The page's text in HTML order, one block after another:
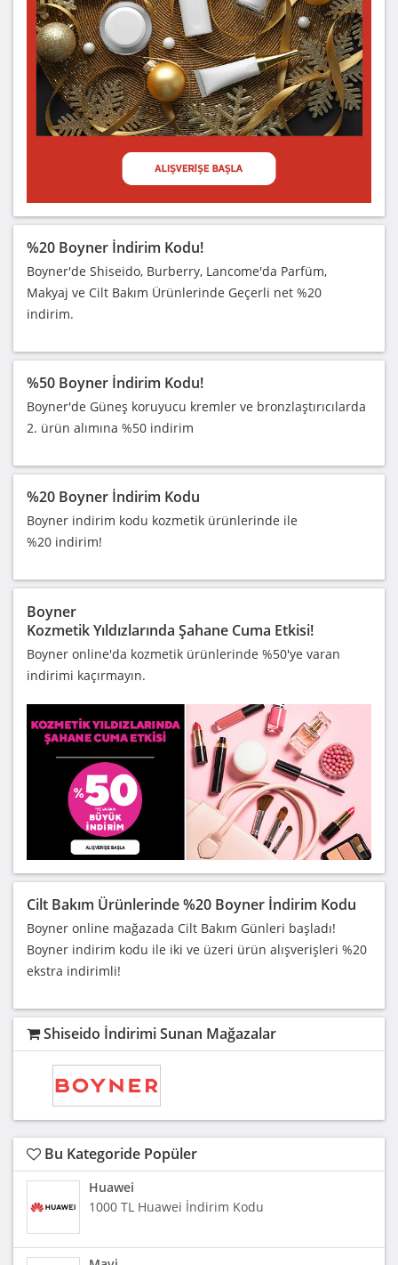
%20 Boyner İndirim Kodu!
Boyner'de Shiseido, Burberry, Lancome'da Parfüm,
Makyaj ve Cilt Bakım Ürünlerinde Geçerli net %20
indirim.
%50 Boyner İndirim Kodu!
Boyner'de Güneş koruyucu kremler ve bronzlaştırıcılarda
2. ürün alımına %50 indirim
%20 Boyner İndirim Kodu
Boyner indirim kodu kozmetik ürünlerinde ile
%20 indirim!
Boyner
Kozmetik Yıldızlarında Şahane Cuma Etkisi!
Boyner online'da kozmetik ürünlerinde %50'ye varan
indirimi kaçırmayın.
Cilt Bakım Ürünlerinde %20 Boyner İndirim Kodu
Boyner online mağazada Cilt Bakım Günleri başladı!
Boyner indirim kodu ile iki ve üzeri ürün alışverişleri %20
ekstra indirimli!
Shiseido İndirimi Sunan Mağazalar
Bu Kategoride Popüler
Huawei
1000 TL Huawei İndirim Kodu